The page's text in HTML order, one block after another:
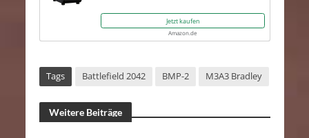
Jetzt kaufen
Amazon.de
Tags Battlefield 2042 BMP-2 M3A3 Bradley
Weitere Beiträge